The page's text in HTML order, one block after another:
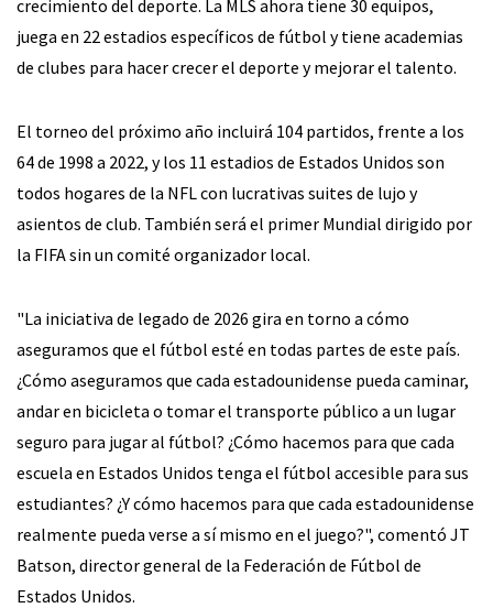
crecimiento del deporte. La MLS ahora tiene 30 equipos,
juega en 22 estadios específicos de fútbol y tiene academias
de clubes para hacer crecer el deporte y mejorar el talento.
El torneo del próximo año incluirá 104 partidos, frente a los
64 de 1998 a 2022, y los 11 estadios de Estados Unidos son
todos hogares de la NFL con lucrativas suites de lujo y
asientos de club. También será el primer Mundial dirigido por
la FIFA sin un comité organizador local.
"La iniciativa de legado de 2026 gira en torno a cómo
aseguramos que el fútbol esté en todas partes de este país.
¿Cómo aseguramos que cada estadounidense pueda caminar,
andar en bicicleta o tomar el transporte público a un lugar
seguro para jugar al fútbol? ¿Cómo hacemos para que cada
escuela en Estados Unidos tenga el fútbol accesible para sus
estudiantes? ¿Y cómo hacemos para que cada estadounidense
realmente pueda verse a sí mismo en el juego?", comentó JT
Batson, director general de la Federación de Fútbol de
Estados Unidos.